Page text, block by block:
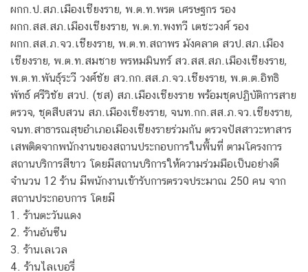
ผกก.ป.สภ.เมืองเชียงราย, พ.ต.ท.พรต เศรษฐกร รอง
ผกก.สส.สภ.เมืองเชียงราย, พ.ต.ท.พงทวี เตชะวงศ์ รอง
ผกก.สส.ภ.จว.เชียงราย, พ.ต.ท.สถาพร มังคลาด สวป.สภ.เมือง
เชียงราย, พ.ต.ท.สมชาย พรหมมินทร์ สว.สส.สภ.เมืองเชียงราย,
พ.ต.ท.พันธุ์ระวี วงศ์ชัย สว.กก.สส.ภ.จว.เชียงราย, พ.ต.ต.อิทธิ
พัทธ์ ศรีวิชัย สวป. (ชส) สภ.เมืองเชียงราย พร้อมชุดปฏิบัติการสาย
ตรวจ, ชุดสืบสวน สภ.เมืองเชียงราย, จนท.กก.สส.ภ.จว.เชียงราย,
จนท.สาธารณสุขอำเภอเมืองเชียงรายร่วมกัน ตรวจปัสสาวะหาสาร
เสพติดจากพนักงานของสถานประกอบการในพื้นที่ ตามโครงการ
สถานบริการสีขาว โดยมีสถานบริการให้ความร่วมมือเป็นอย่างดี
จำนวน 12 ร้าน มีพนักงานเข้ารับการตรวจประมาณ 250 คน จาก
สถานประกอบการ โดยมี
1. ร้านตะวันแดง
2. ร้านอันซีน
3. ร้านเลเวล
4. ร้านไลเบอรี่